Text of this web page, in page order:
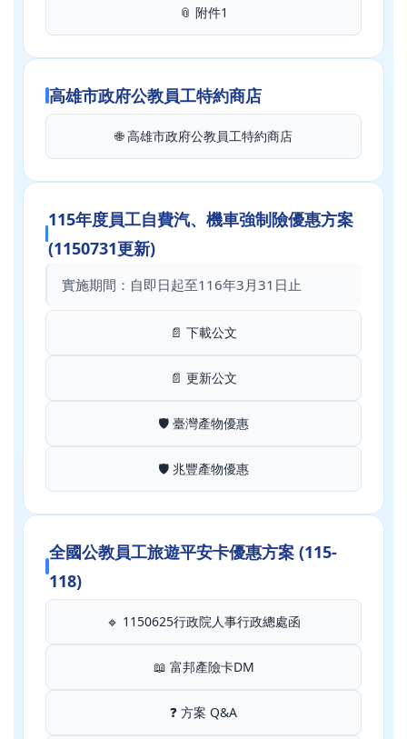
📎 附件1
高雄市政府公教員工特約商店
🌐 高雄市政府公教員工特約商店
115年度員工自費汽、機車強制險優惠方案
(1150731更新)
實施期間：自即日起至116年3月31日止
📄 下載公文
📄 更新公文
🛡️ 臺灣產物優惠
🛡️ 兆豐產物優惠
全國公教員工旅遊平安卡優惠方案 (115-
118)
🔹 1150625行政院人事行政總處函
📖 富邦產險卡DM
❓ 方案 Q&A